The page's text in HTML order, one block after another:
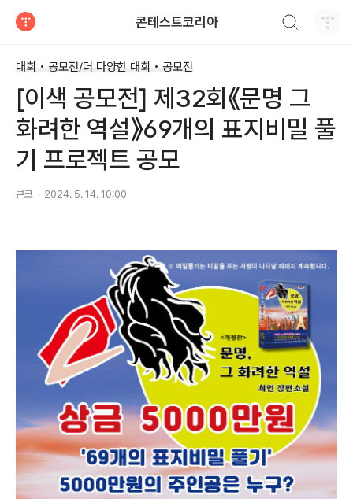
콘테스트코리아
대회 • 공모전/더 다양한 대회 • 공모전
[이색 공모전] 제32회《문명 그
화려한 역설》69개의 표지비밀 풀
기 프로젝트 공모
콘코 2024. 5. 14. 10:00